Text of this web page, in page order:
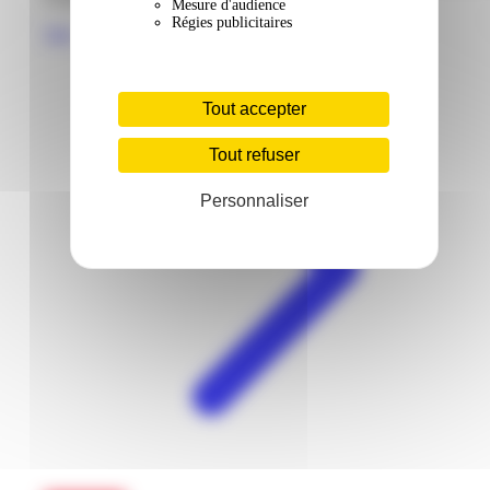
Mesure d'audience
Régies publicitaires
Tout accepter
Tout refuser
Personnaliser